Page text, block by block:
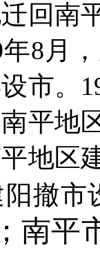
回南
8月
市。
平地
地区
撤市
南平